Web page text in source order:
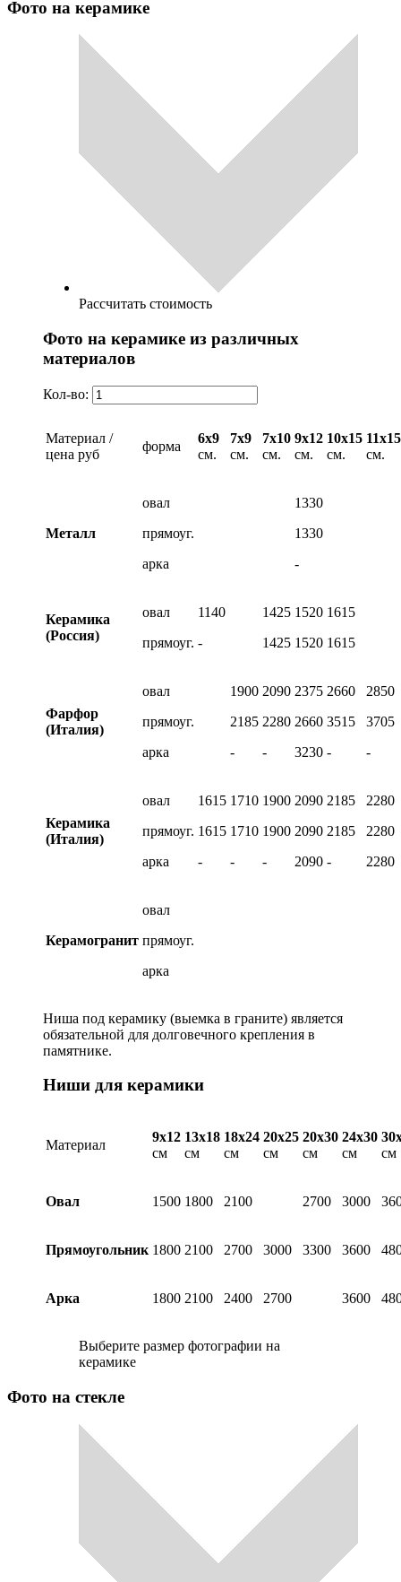
Фото на керамике
Рассчитать стоимость
Фото на керамике из различных
материалов
Кол-во:
Материал /
цена руб
форма
6х9
см.
7х9
см.
7х10
см.
9х12
см.
10х15
см.
11х15
см.
Металл
овал
прямоуг.
арка
1330
1330
-
Керамика
(Россия)
овал
прямоуг.
1140
-
1425
1425
1520
1520
1615
1615
Фарфор
(Италия)
овал
прямоуг.
арка
1900
2185
-
2090
2280
-
2375
2660
3230
2660
3515
-
2850
3705
-
Керамика
(Италия)
овал
прямоуг.
арка
1615
1615
-
1710
1710
-
1900
1900
-
2090
2090
2090
2185
2185
-
2280
2280
2280
Керамогранит
овал
прямоуг.
арка
Ниша под керамику (выемка в граните) является
обязательной для долговечного крепления в
памятнике.
Ниши для керамики
Материал
9х12
см
13х18
см
18х24
см
20х25
см
20х30
см
24х30
см
см
Овал 1500 1800 2100 2700 3000
Прямоугольник 1800 2100 2700 3000 3300 3600
Арка 1800 2100 2400 2700 3600
Выберите размер фотографии на
керамике
Фото на стекле